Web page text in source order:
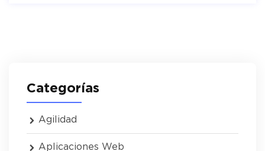
Categorías
Agilidad
Aplicaciones Web